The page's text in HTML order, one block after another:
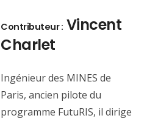
Contributeur : Vincent
Charlet
Ingénieur des MINES de
Paris, ancien pilote du
programme FutuRIS, il dirige